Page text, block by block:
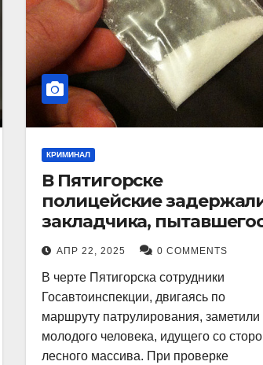
КРИМИНАЛ
В Пятигорске
полицейские
закладчика,
сбыть партию
синтетического
наркотика
АПР 22, 2025 0 COMMENTS
В черте Пятигорска сотрудники
Госавтоинспекции, двигаясь по
маршруту патрулирования, заметили
молодого человека, идущего со
лесного массива. При проверке